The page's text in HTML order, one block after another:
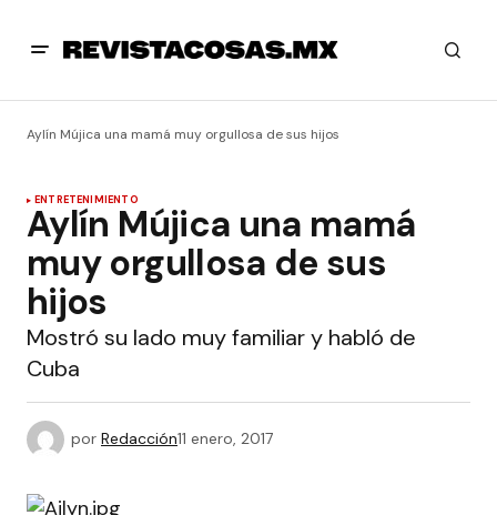
Aylín Mújica una mamá muy orgullosa de sus hijos
ENTRETENIMIENTO
Aylín Mújica una mamá
muy orgullosa de sus
hijos
Mostró su lado muy familiar y habló de
Cuba
por Redacción11 enero, 2017